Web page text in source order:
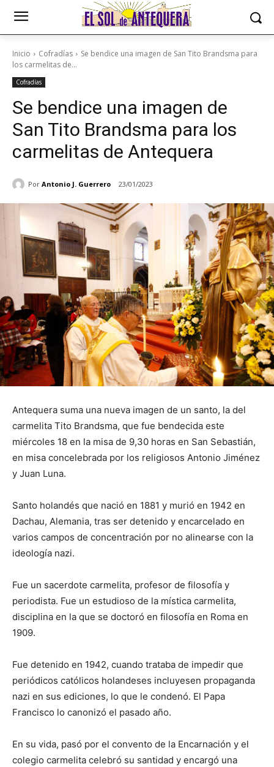
Inicio Cofradías
Se bendice una imagen de San Tito Brandsma para
los carmelitas de...
Cofradías
Se bendice una imagen de
San Tito Brandsma para los
carmelitas de Antequera
Por Antonio J. Guerrero 23/01/2023
Antequera suma una nueva imagen de un santo, la del
carmelita Tito Brandsma, que fue bendecida este
miércoles 18 en la misa de 9,30 horas en San Sebastián,
en misa concelebrada por los religiosos Antonio Jiménez
y Juan Luna.
Santo holandés que nació en 1881 y murió en 1942 en
Dachau, Alemania, tras ser detenido y encarcelado en
varios campos de concentración por no alinearse con la
ideología nazi.
Fue un sacerdote carmelita, profesor de filosofía y
periodista. Fue un estudioso de la mística carmelita,
disciplina en la que se doctoró en filosofía en Roma en
1909.
Fue detenido en 1942, cuando trataba de impedir que
periódicos católicos holandeses incluyesen propaganda
nazi en sus ediciones, lo que le condenó. El Papa
Francisco lo canonizó el pasado año.
En su vida, pasó por el convento de la Encarnación y el
colegio carmelita celebró su santidad y encargó una